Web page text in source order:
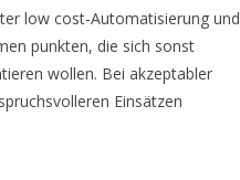
low cost-Automatisierung und
punkten, die sich sonst
wollen. Bei akzeptabler
Einsätzen